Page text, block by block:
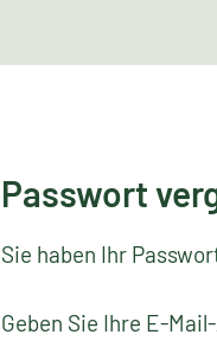
Passwort
Sie haben Ihr
Geben Sie Ihre E-